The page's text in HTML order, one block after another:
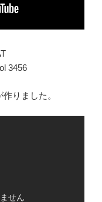
3456
りました。